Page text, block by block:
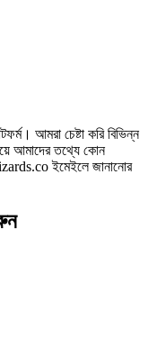
আমরা চেষ্টা করি বিভিন্ন
আমাদের তথ্যে কোন
ইমেইলে জানানোর